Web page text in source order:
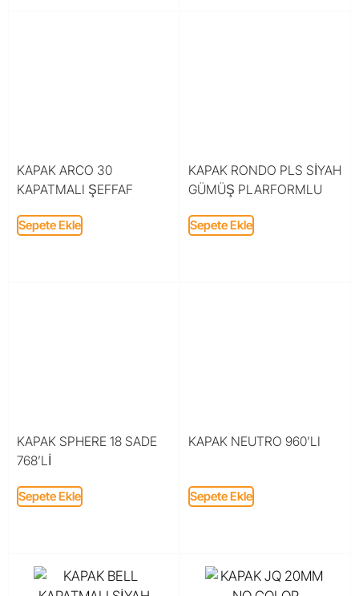
KAPAK ARCO 30
KAPATMALI ŞEFFAF
Sepete Ekle
KAPAK RONDO PLS SİYAH
GÜMÜŞ PLARFORMLU
Sepete Ekle
KAPAK SPHERE 18 SADE
768’Lİ
Sepete Ekle
KAPAK NEUTRO 960’LI
Sepete Ekle